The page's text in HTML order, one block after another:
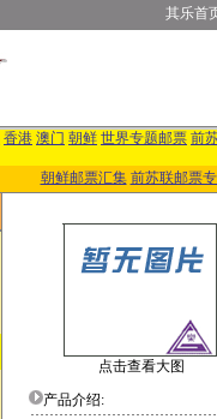
其乐首
香港 澳门 朝鲜 世界专题邮票 前
朝鲜邮票汇集 前苏联邮票
点击查看大图
产品介绍: